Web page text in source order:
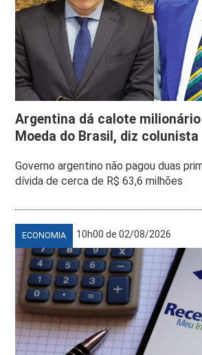
Argentina dá calote milionário
Moeda do Brasil, diz colunista
Governo argentino não pagou duas
dívida de cerca de R$ 63,6 milhões
ECONOMIA 10h00 de 02/08/2026